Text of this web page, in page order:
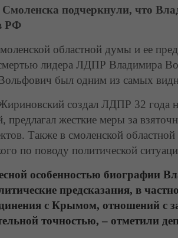
Смоленска подчеркнули, что
РФ
областной думы и ее
лидера ЛДПР Владимира
был одним из самых
создал ЛДПР 32 года
предлагал жесткие меры за
Также в смоленской
по поводу политической
особенностью биографии
предсказания, в
с Крымом, отношений с
точностью, – отметили